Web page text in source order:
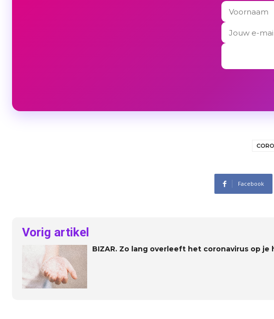
Facebook
Vorig artikel
BIZAR. Zo lang overleeft het coronavirus op je